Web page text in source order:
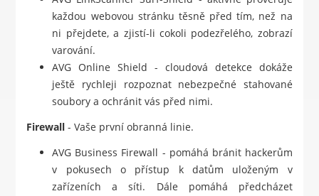
každou webovou stránku těsně před tím, než na
ni přejdete, a zjistí-li cokoli podezřelého, zobrazí
varování.
AVG Online Shield - cloudová detekce dokáže
ještě rychleji rozpoznat nebezpečné stahované
soubory a ochránit vás před nimi.
Firewall - Vaše první obranná linie.
AVG Business Firewall - pomáhá bránit hackerům
v pokusech o přístup k datům uloženým v
zařízeních a síti. Dále pomáhá předcházet